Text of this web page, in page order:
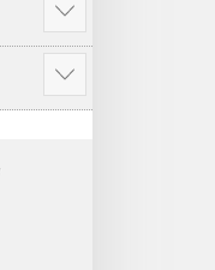
Sjá
meira
Sjá
meira